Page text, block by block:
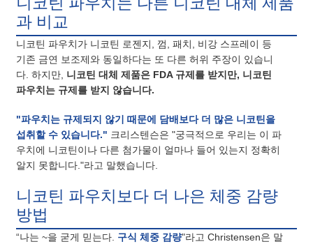
과 비교
니코틴 파우치가 니코틴 로젠지, 껌, 패치, 비강 스프레이 등
기존 금연 보조제와 동일하다는 또 다른 허위 주장이 있습니
다. 하지만, 니코틴 대체 제품은 FDA 규제를 받지만, 니코틴
파우치는 규제를 받지 않습니다.
"파우치는 규제되지 않기 때문에 담배보다 더 많은 니코틴을
섭취할 수 있습니다." 크리스텐슨은 "궁극적으로 우리는 이 파
우치에 니코틴이나 다른 첨가물이 얼마나 들어 있는지 정확히
알지 못합니다."라고 말했습니다.
니코틴 파우치보다 더 나은 체중 감량
방법
“나는 ~을 굳게 믿는다. 구식 체중 감량"라고 Christensen은 말